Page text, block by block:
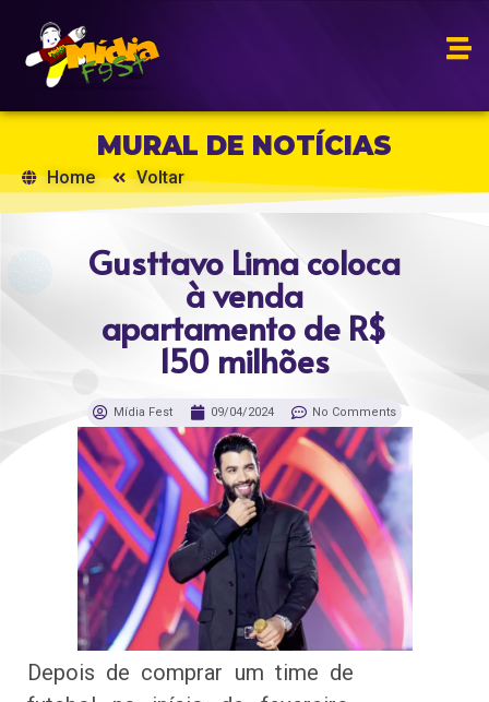
MURAL DE NOTÍCIAS
Home Voltar
Gusttavo Lima coloca
à venda
apartamento de R$
150 milhões
Mídia Fest 09/04/2024 No Comments
Depois de comprar um time de